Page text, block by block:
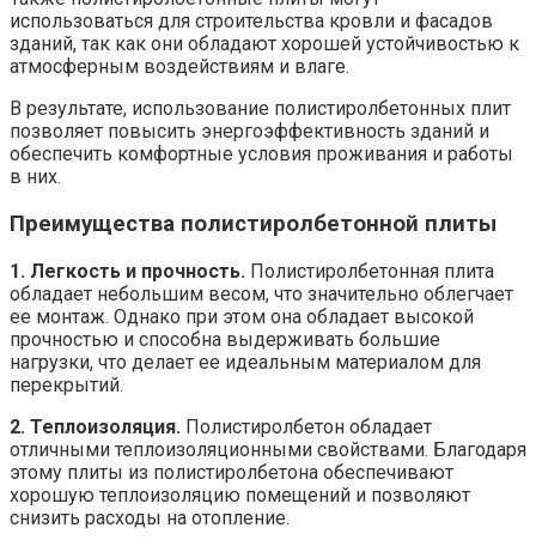
использоваться для строительства кровли и фасадов
зданий, так как они обладают хорошей устойчивостью к
атмосферным воздействиям и влаге.
В результате, использование полистиролбетонных плит
позволяет повысить энергоэффективность зданий и
обеспечить комфортные условия проживания и работы
в них.
Преимущества полистиролбетонной плиты
1. Легкость и прочность. Полистиролбетонная плита
обладает небольшим весом, что значительно облегчает
ее монтаж. Однако при этом она обладает высокой
прочностью и способна выдерживать большие
нагрузки, что делает ее идеальным материалом для
перекрытий.
2. Теплоизоляция. Полистиролбетон обладает
отличными теплоизоляционными свойствами. Благодаря
этому плиты из полистиролбетона обеспечивают
хорошую теплоизоляцию помещений и позволяют
снизить расходы на отопление.